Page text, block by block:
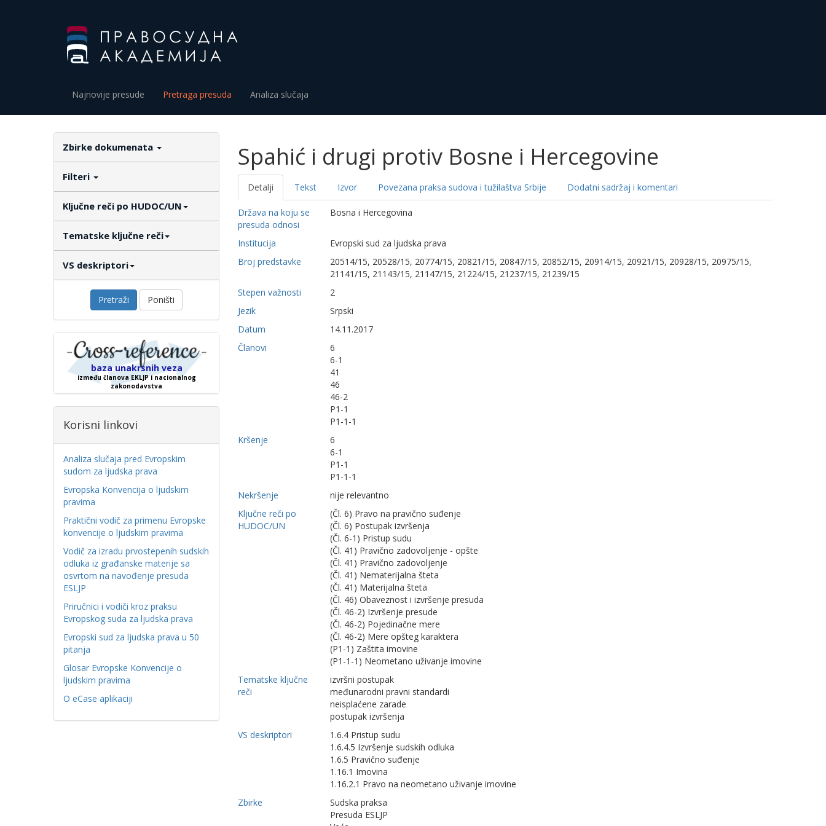
Najnovije presude Pretraga presuda Analiza slučaja
Zbirke dokumenata
Filteri
Ključne reči po HUDOC/UN
Tematske ključne reči
VS deskriptori
Pretraži Poništi
baza unakrsnih veza
između članova EKLJP i nacionalnog
zakonodavstva
Korisni linkovi
Analiza slučaja pred Evropskim
sudom za ljudska prava
Evropska Konvencija o ljudskim
pravima
Praktični vodič za primenu Evropske
konvencije o ljudskim pravima
Vodič za izradu prvostepenih sudskih
odluka iz građanske materije sa
osvrtom na navođenje presuda
ESLJP
Priručnici i vodiči kroz praksu
Evropskog suda za ljudska prava
Evropski sud za ljudska prava u 50
pitanja
Glosar Evropske Konvencije o
ljudskim pravima
O eCase aplikaciji
Spahić i drugi protiv Bosne i Hercegovine
Detalji Tekst Izvor Povezana praksa sudova i tužilaštva Srbije Dodatni sadržaj i komentari
Država na koju se
presuda odnosi
Bosna i Hercegovina
Institucija
Evropski sud za ljudska prava
Broj predstavke
20514/15, 20528/15, 20774/15, 20821/15, 20847/15, 20852/15, 20914/15, 20921/15, 20928/15, 20975/15,
21141/15, 21143/15, 21147/15, 21224/15, 21237/15, 21239/15
Stepen važnosti
2
Jezik
Srpski
Datum
14.11.2017
Članovi
6
6-1
41
46
46-2
P1-1
P1-1-1
Kršenje
6
6-1
P1-1
P1-1-1
Nekršenje
nije relevantno
Ključne reči po
HUDOC/UN
(Čl. 6) Pravo na pravično suđenje
(Čl. 6) Postupak izvršenja
(Čl. 6-1) Pristup sudu
(Čl. 41) Pravično zadovoljenje - opšte
(Čl. 41) Pravično zadovoljenje
(Čl. 41) Nematerijalna šteta
(Čl. 41) Materijalna šteta
(Čl. 46) Obaveznost i izvršenje presuda
(Čl. 46-2) Izvršenje presude
(Čl. 46-2) Pojedinačne mere
(Čl. 46-2) Mere opšteg karaktera
(P1-1) Zaštita imovine
(P1-1-1) Neometano uživanje imovine
Tematske ključne
reči
izvršni postupak
međunarodni pravni standardi
neisplaćene zarade
postupak izvršenja
VS deskriptori
1.6.4 Pristup sudu
1.6.4.5 Izvršenje sudskih odluka
1.6.5 Pravično suđenje
1.16.1 Imovina
1.16.2.1 Pravo na neometano uživanje imovine
Zbirke
Sudska praksa
Presuda ESLJP